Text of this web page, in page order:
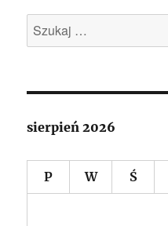
Szukaj:
sierpień 2026
P W Ś